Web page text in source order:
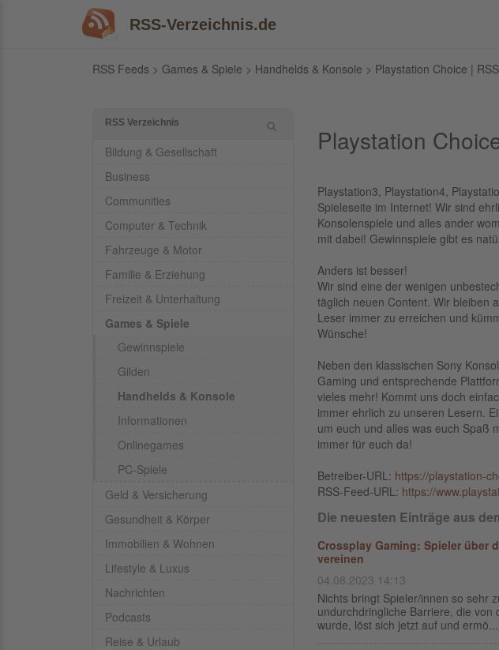
RSS-Verzeichnis.de
RSS Feeds > Games & Spiele > Handhelds & Konsole > Playstation Choice |
RSS Verzeichnis
Bildung & Gesellschaft
Business
Communities
Computer & Technik
Fahrzeuge & Motor
Familie & Erziehung
Freizeit & Unterhaltung
Games & Spiele
Gewinnspiele
Gilden
Handhelds & Konsole
Informationen
Onlinegames
PC-Spiele
Geld & Versicherung
Gesundheit & Körper
Immobilien & Wohnen
Lifestyle & Luxus
Nachrichten
Podcasts
Reise & Urlaub
Playstation
Playstation3, Playstation4,
Spieleseite im Internet! Wir sind
Konsolenspiele und alles ander
mit dabei! Gewinnspiele gibt es
Anders ist besser!
Wir sind eine der wenigen
täglich neuen Content. Wir bleiben
Leser immer zu erreichen und
Wünsche!
Neben den klassischen Sony
Gaming und entsprechende
vieles mehr! Kommt uns doch
immer ehrlich zu unseren Lesern.
um euch und alles was euch Spaß
immer für euch da!
Betreiber-URL: https://playstation-
RSS-Feed-URL: https://
Die neuesten Einträge aus
Crossplay Gaming: Spieler über
vereinen
04.08.2023 14:13
Nichts bringt Spieler/innen so sehr
undurchdringliche Barriere, die
wurde, löst sich jetzt auf und ermö...